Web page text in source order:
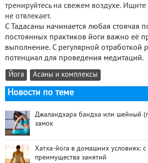
тренируйтесь на свежем воздухе. Ищите
не отвлекает.
С Тадасаны начинается любая стоячая
постоянных практиков йоги важно её
выполнение. С регулярной отработкой
потенциал для проведения медитаций.
Йога Асаны и комплексы
Новости по теме
Джаландхара бандха или шейный
замок
Хатха-йога в домашних условиях: с
преимущества занятий